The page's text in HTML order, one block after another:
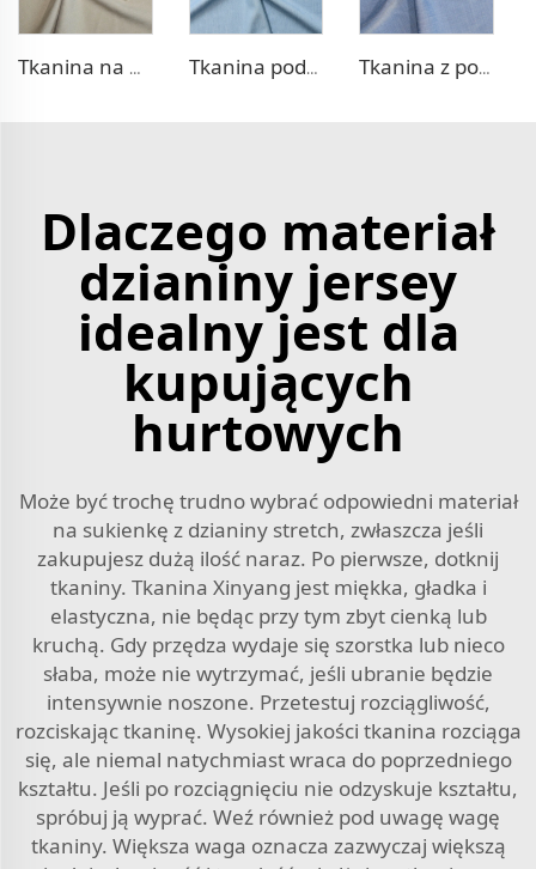
Tkanina na marynarkę w stylu sercówkowym TR Tkanina podobna do dzianiny TR Tkanina z polioliocellu przypominająca denim
Dlaczego materiał
dzianiny jersey
idealny jest dla
kupujących
hurtowych
Może być trochę trudno wybrać odpowiedni materiał
na sukienkę z dzianiny stretch, zwłaszcza jeśli
zakupujesz dużą ilość naraz. Po pierwsze, dotknij
tkaniny. Tkanina Xinyang jest miękka, gładka i
elastyczna, nie będąc przy tym zbyt cienką lub
kruchą. Gdy przędza wydaje się szorstka lub nieco
słaba, może nie wytrzymać, jeśli ubranie będzie
intensywnie noszone. Przetestuj rozciągliwość,
rozciskając tkaninę. Wysokiej jakości tkanina rozciąga
się, ale niemal natychmiast wraca do poprzedniego
kształtu. Jeśli po rozciągnięciu nie odzyskuje kształtu,
spróbuj ją wyprać. Weź również pod uwagę wagę
tkaniny. Większa waga oznacza zazwyczaj większą